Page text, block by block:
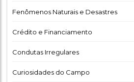
Fenômenos Naturais e Desastres
Crédito e Financiamento
Condutas Irregulares
Curiosidades do Campo